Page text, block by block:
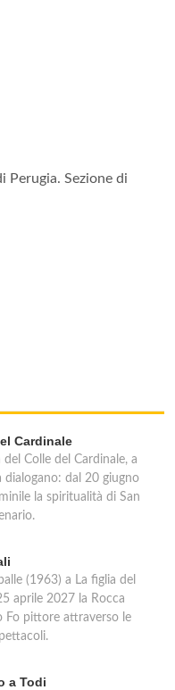
Perugia. Sezione di
Cardinale
Colle del Cardinale, a
dialogano: dal 20 giugno
la spiritualità di San
(1963) a La figlia del
aprile 2027 la Rocca
Fo pittore attraverso le
a Todi